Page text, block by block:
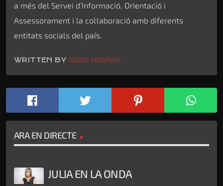
a més del Servei d’Informació, Orientació i
Assessorament i la col·laboració amb diferents
entitats socials del país.
WRITTEN BYINGRID MONREAL
ARA EN DIRECTE
JULIA EN LA ONDA